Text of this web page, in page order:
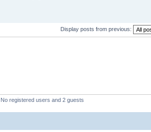
Display posts from previous:
registered users and 2 guests